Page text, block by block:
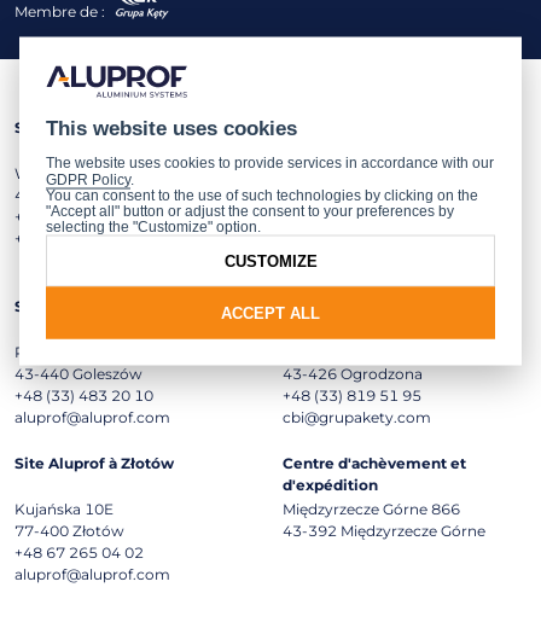
Membre de :
Site Aluprof à Bielsko-Biała
Warszawska 153
43-300 Bielsko-Biała
+48 (33) 819 53 00
+48 (33) 822 05 12 (fax)
Site Aluprof à Opole
ul. Wschodnia 23a
45-449 Opole
+48 (77) 55 32 100
Site Aluprof à Goleszów
Przemysłowa 10
43-440 Goleszów
+48 (33) 483 20 10
aluprof@aluprof.com
Centre de recherche et
43-426 Ogrodzona
+48 (33) 819 51 95
cbi@grupakety.com
Site Aluprof à Złotów
Kujańska 10E
77-400 Złotów
+48 67 265 04 02
aluprof@aluprof.com
Centre d'achèvement et
d'expédition
Międzyrzecze Górne 866
43-392 Międzyrzecze Górne
This website uses cookies
The website uses cookies to provide services in accordance with our
GDPR Policy.
You can consent to the use of such technologies by clicking on the
"Accept all" button or adjust the consent to your preferences by
selecting the "Customize" option.
ACCEPT ALL
CUSTOMIZE